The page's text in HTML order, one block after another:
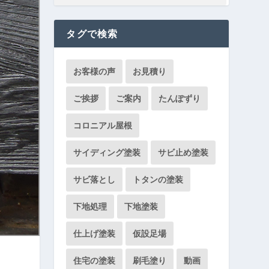
タグで検索
お客様の声 お見積り
ご挨拶 ご案内 たんぽずり
コロニアル屋根
サイディング塗装 サビ止め塗装
サビ落とし トタンの塗装
下地処理 下地塗装
仕上げ塗装 仮設足場
住宅の塗装 刷毛塗り 動画